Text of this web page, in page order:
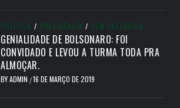
POLÍTICA / PRESIDÊNCIA / SEM CATEGORIA
GENIALIDADE DE BOLSONARO: FOI
CONVIDADO E LEVOU A TURMA TODA PRA
ALMOÇAR.
BYADMIN /16 DE MARÇO DE 2019